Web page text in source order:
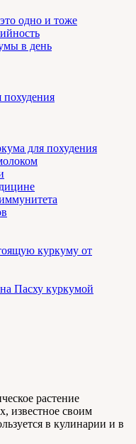
одно и тоже
в день
для похудения
куркуму от
Пасху куркумой
растение
известное своим
в кулинарии и в